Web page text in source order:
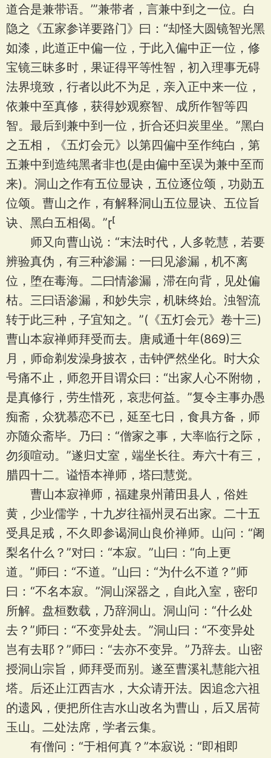
道合是兼带语。’”兼带者，言兼中到之一位。白
隐之《五家参详要路门》曰：“却怪大圆镜智光黑
如漆，此道正中偏一位，于此入偏中正一位，修
宝镜三昧多时，果证得平等性智，初入理事无碍
法界境致，行者以此不为足，亲入正中来一位，
依兼中至真修，获得妙观察智、成所作智等四
智。最后到兼中到一位，折合还归炭里坐。”黑白
之五相，《五灯会元》以第四偏中至作纯白，第
五兼中到造纯黑者非也(是由偏中至误为兼中至而
来)。洞山之作有五位显诀，五位逐位颂，功勋五
位颂。曹山之作，有解释洞山五位显诀、五位旨
诀、黑白五相偈。”
师又向曹山说：“末法时代，人多乾慧，若要
辨验真伪，有三种渗漏：一曰见渗漏，机不离
位，堕在毒海。二曰情渗漏，滞在向背，见处偏
枯。三曰语渗漏，和妙失宗，机昧终始。浊智流
转于此三种，子宜知之。”(《五灯会元》卷十三)
曹山本寂禅师拜受而去。唐咸通十年(869)三
月，师命剃发澡身披衣，击钟俨然坐化。时大众
号痛不止，师忽开目谓众曰：“出家人心不附物，
是真修行，劳生惜死，哀悲何益。”复令主事办愚
痴斋，众犹慕恋不已，延至七日，食具方备，师
亦随众斋毕。乃曰：“僧家之事，大率临行之际，
勿须喧动。”遂归丈室，端坐长往。寿六十有三，
腊四十二。谥悟本禅师，塔曰慧觉。
曹山本寂禅师，福建泉州莆田县人，俗姓
黄，少业儒学，十九岁往福州灵石出家。二十五
受具足戒，不久即参谒洞山良价禅师。山问：“阇
梨名什么？”对曰：“本寂。”山曰：“向上更
道。”师曰：“不道。”山曰：“为什么不道？”师
曰：“不名本寂。”洞山深器之，自此入室，密印
所解。盘桓数载，乃辞洞山。洞山问：“什么处
去？”师曰：“不变异处去。”洞山曰：“不变异处
岂有去耶？”师曰：“去亦不变异。”乃辞去。山密
授洞山宗旨，师拜受而别。遂至曹溪礼慧能六祖
塔。后还止江西吉水，大众请开法。因追念六祖
的遗风，便把所住吉水山改名为曹山，后又居荷
玉山。二处法席，学者云集。
有僧问：“于相何真？”本寂说：“即相即